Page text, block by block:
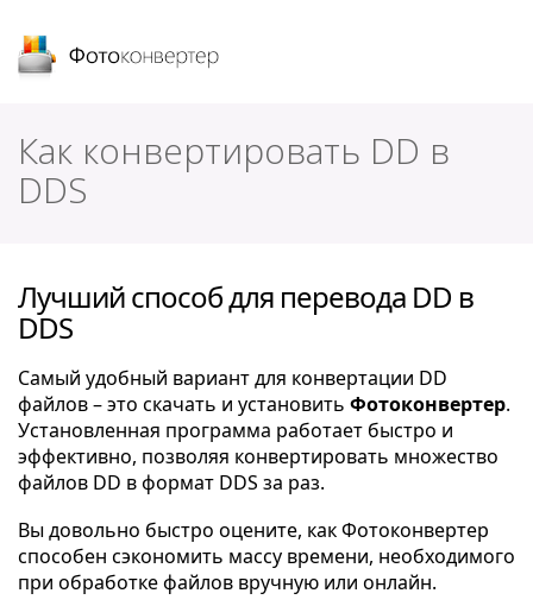
Как конвертировать DD в
DDS
Лучший способ для перевода DD в
DDS
Самый удобный вариант для конвертации DD
файлов – это скачать и установить Фотоконвертер.
Установленная программа работает быстро и
эффективно, позволяя конвертировать множество
файлов DD в формат DDS за раз.
Вы довольно быстро оцените, как Фотоконвертер
способен сэкономить массу времени, необходимого
при обработке файлов вручную или онлайн.